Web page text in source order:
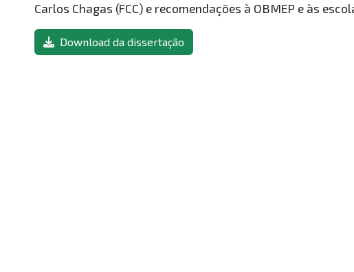
Carlos Chagas (FCC) e recomendações à OBMEP e às
Download da dissertação